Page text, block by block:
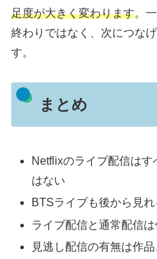
足度が大きく変わります。
終わりではなく、次につな
す。
まとめ
Netflixのライブ配信は
はない
BTSライブも後から見
ライブ配信と通常配信
見逃し配信の有無は作品